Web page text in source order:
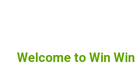
Welcome to Win Win